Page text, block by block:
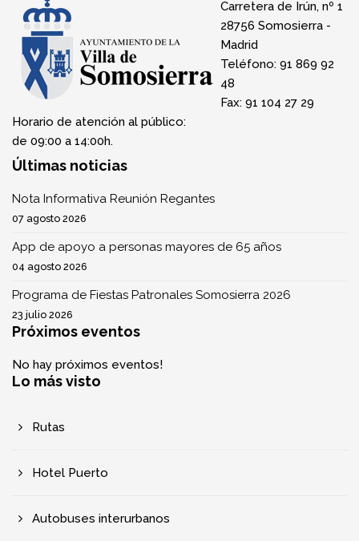
Carretera de Irún, nº 1
28756 Somosierra -
Madrid
Teléfono: 91 869 92
48
Fax: 91 104 27 29
Horario de atención al público:
de 09:00 a 14:00h.
Últimas noticias
Nota Informativa Reunión Regantes
07 agosto 2026
App de apoyo a personas mayores de 65 años
04 agosto 2026
Programa de Fiestas Patronales Somosierra 2026
23 julio 2026
Próximos eventos
No hay próximos eventos!
Lo más visto
Rutas
Hotel Puerto
Autobuses interurbanos